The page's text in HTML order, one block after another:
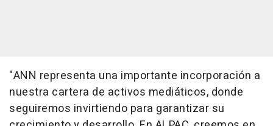
"ANN representa una importante incorporación a
nuestra cartera de activos mediáticos, donde
seguiremos invirtiendo para garantizar su